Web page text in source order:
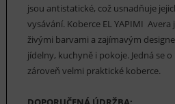
jsou antistatické, což usnadňuje
vysávání. Koberce EL YAPIMI
živými barvami a zajímavým
jídelny, kuchyně i pokoje. Jedná se
zároveň velmi praktické koberce.